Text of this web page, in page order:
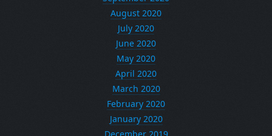
August 2020
July 2020
June 2020
May 2020
April 2020
March 2020
February 2020
January 2020